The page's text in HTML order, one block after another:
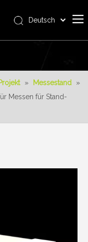
Deutsch
» Messestand
»
Messen für Stand-